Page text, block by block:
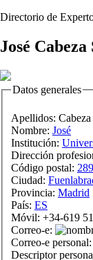
Directorio de
José
Datos generales
Apellidos:
Nombre: José
Institución:
Dirección
Código postal:
Ciudad:
Provincia: Madrid
País: ES
Móvil: +34-619
Correo-e:
Correo-e personal:
Descriptor